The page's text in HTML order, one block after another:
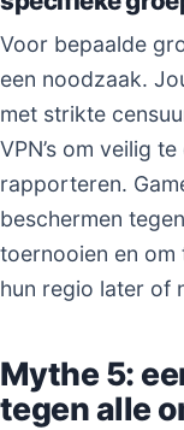
Voor bepaalde
een noodzaak.
met strikte
VPN’s om veilig
rapporteren.
beschermen
toernooien en om
hun regio later of
Mythe 5:
tegen alle